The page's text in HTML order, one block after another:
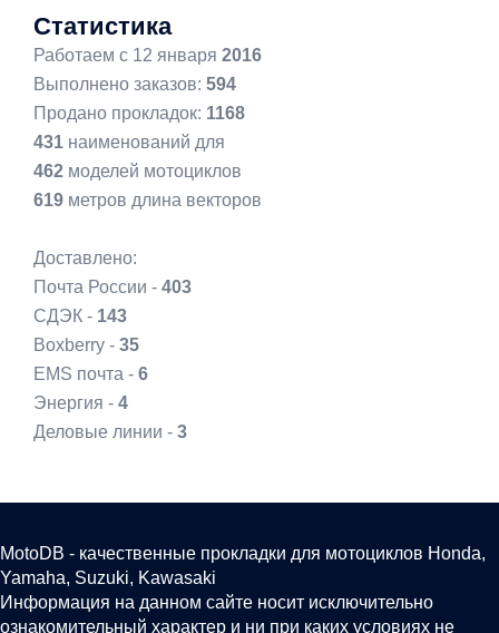
Статистика
Работаем с 12 января 2016
Выполнено заказов: 594
Продано прокладок: 1168
431 наименований для
462 моделей мотоциклов
619 метров длина векторов
Доставлено:
Почта России - 403
СДЭК - 143
Boxberry - 35
EMS почта - 6
Энергия - 4
Деловые линии - 3
MotoDB - качественные прокладки для мотоциклов Honda,
Yamaha, Suzuki, Kawasaki
Информация на данном сайте носит исключительно
ознакомительный характер и ни при каких условиях не